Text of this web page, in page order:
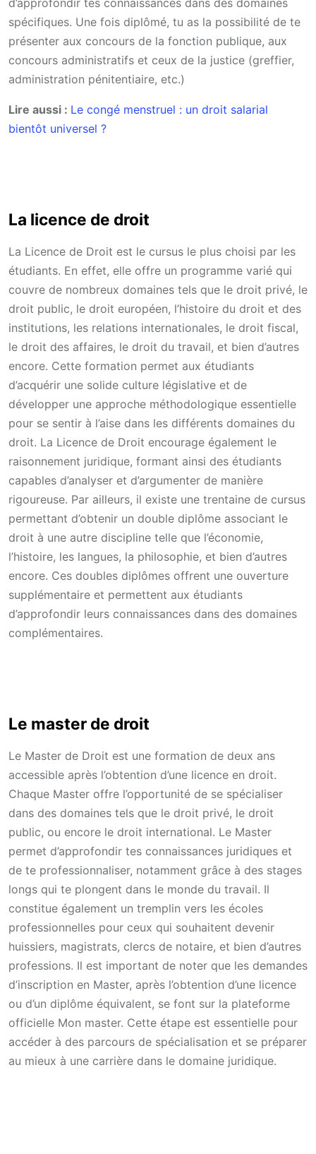
d’approfondir tes connaissances dans des domaines
spécifiques. Une fois diplômé, tu as la possibilité de te
présenter aux concours de la fonction publique, aux
concours administratifs et ceux de la justice (greffier,
administration pénitentiaire, etc.)
Lire aussi : Le congé menstruel : un droit salarial
bientôt universel ?
La licence de droit
La Licence de Droit est le cursus le plus choisi par les
étudiants. En effet, elle offre un programme varié qui
couvre de nombreux domaines tels que le droit privé, le
droit public, le droit européen, l’histoire du droit et des
institutions, les relations internationales, le droit fiscal,
le droit des affaires, le droit du travail, et bien d’autres
encore. Cette formation permet aux étudiants
d’acquérir une solide culture législative et de
développer une approche méthodologique essentielle
pour se sentir à l’aise dans les différents domaines du
droit. La Licence de Droit encourage également le
raisonnement juridique, formant ainsi des étudiants
capables d’analyser et d’argumenter de manière
rigoureuse. Par ailleurs, il existe une trentaine de cursus
permettant d’obtenir un double diplôme associant le
droit à une autre discipline telle que l’économie,
l’histoire, les langues, la philosophie, et bien d’autres
encore. Ces doubles diplômes offrent une ouverture
supplémentaire et permettent aux étudiants
d’approfondir leurs connaissances dans des domaines
complémentaires.
Le master de droit
Le Master de Droit est une formation de deux ans
accessible après l’obtention d’une licence en droit.
Chaque Master offre l’opportunité de se spécialiser
dans des domaines tels que le droit privé, le droit
public, ou encore le droit international. Le Master
permet d’approfondir tes connaissances juridiques et
de te professionnaliser, notamment grâce à des stages
longs qui te plongent dans le monde du travail. Il
constitue également un tremplin vers les écoles
professionnelles pour ceux qui souhaitent devenir
huissiers, magistrats, clercs de notaire, et bien d’autres
professions. Il est important de noter que les demandes
d’inscription en Master, après l’obtention d’une licence
ou d’un diplôme équivalent, se font sur la plateforme
officielle Mon master. Cette étape est essentielle pour
accéder à des parcours de spécialisation et se préparer
au mieux à une carrière dans le domaine juridique.